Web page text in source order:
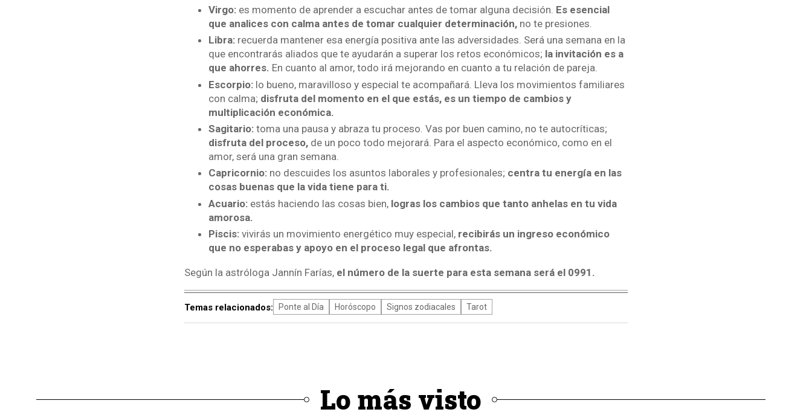
Virgo:es momento de aprender a escuchar antes de tomar alguna decisión. Es esencial
que analices con calma antes de tomar cualquier determinación,no te presiones.
Libra:recuerda mantener esa energía positiva ante las adversidades. Será una semana en la
que encontrarás aliados que te ayudarán a superar los retos económicos; la invitación es a
que ahorres. En cuanto al amor, todo irá mejorando en cuanto a tu relación de pareja.
Escorpio:lo bueno, maravilloso y especial te acompañará. Lleva los movimientos familiares
con calma; disfruta del momento en el que estás, es un tiempo de cambios y
multiplicación económica.
Sagitario:toma una pausa y abraza tu proceso. Vas por buen camino, no te autocríticas;
disfruta del proceso,de un poco todo mejorará. Para el aspecto económico, como en el
amor, será una gran semana.
Capricornio:no descuides los asuntos laborales y profesionales; centra tu energía en las
cosas buenas que la vida tiene para ti.
Acuario:estás haciendo las cosas bien, logras los cambios que tanto anhelas en tu vida
amorosa.
Piscis:vivirás un movimiento energético muy especial, recibirás un ingreso económico
que no esperabas y apoyo en el proceso legal que afrontas.
Según la astróloga Jannín Farías, el número de la suerte para esta semana será el 0991.
Temas relacionados: Ponte al Día Horóscopo Signos zodiacales Tarot
Lo más visto